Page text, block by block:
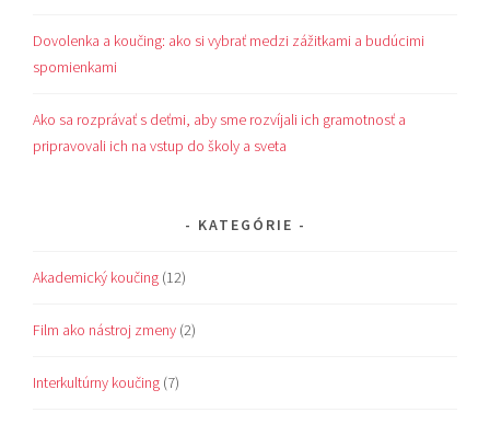
Dovolenka a koučing: ako si vybrať medzi zážitkami a budúcimi
spomienkami
Ako sa rozprávať s deťmi, aby sme rozvíjali ich gramotnosť a
pripravovali ich na vstup do školy a sveta
KATEGÓRIE
Akademický koučing (12)
Film ako nástroj zmeny (2)
Interkultúrny koučing (7)